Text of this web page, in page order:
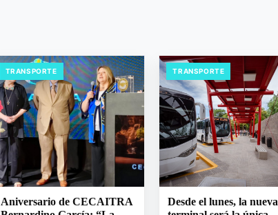
TRANSPORTE
Aniversario de CECAITRA
TRANSPORTE
Desde el lunes, la nueva